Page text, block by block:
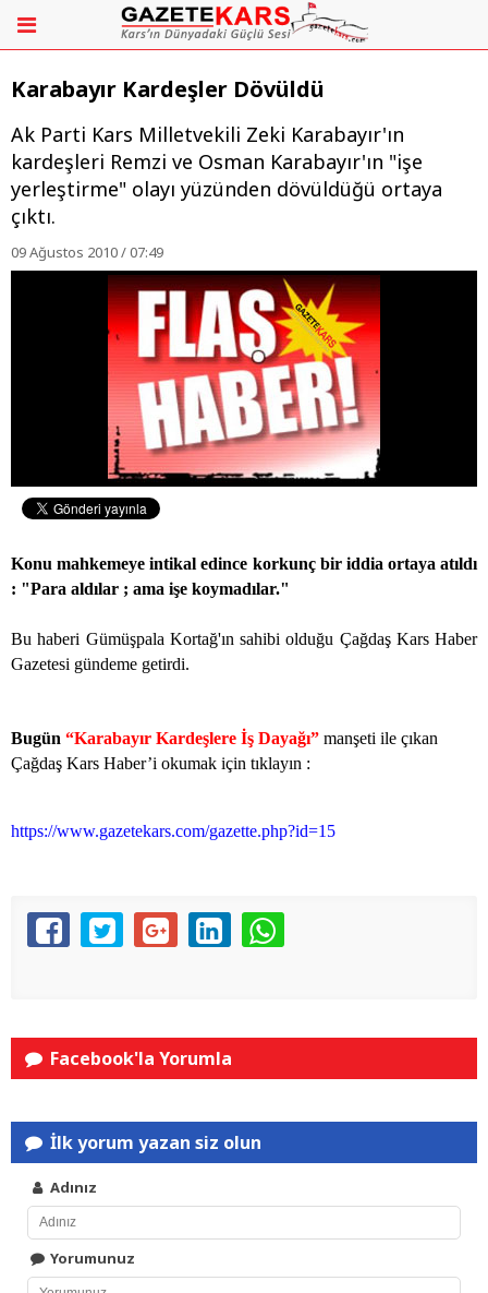
Karabayır Kardeşler Dövüldü
Ak Parti Kars Milletvekili Zeki Karabayır'ın
kardeşleri Remzi ve Osman Karabayır'ın "işe
yerleştirme" olayı yüzünden dövüldüğü ortaya
çıktı.
09 Ağustos 2010 / 07:49
Konu mahkemeye intikal edince korkunç bir iddia ortaya atıldı
: "Para aldılar ; ama işe koymadılar."
Bu haberi Gümüşpala Kortağ'ın sahibi olduğu Çağdaş Kars Haber
Gazetesi gündeme getirdi.
Bugün “Karabayır Kardeşlere İş Dayağı” manşeti ile çıkan
Çağdaş Kars Haber’i okumak için tıklayın :
https://www.gazetekars.com/gazette.php?id=15
Facebook'la Yorumla
İlk yorum yazan siz olun
Adınız
Yorumunuz